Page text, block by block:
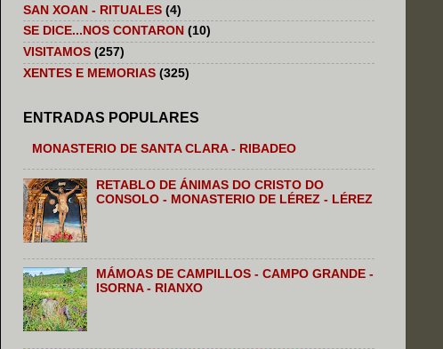
SAN XOAN - RITUALES (4)
SE DICE...NOS CONTARON (10)
VISITAMOS (257)
XENTES E MEMORIAS (325)
ENTRADAS POPULARES
MONASTERIO DE SANTA CLARA - RIBADEO
RETABLO DE ÁNIMAS DO CRISTO DO
CONSOLO - MONASTERIO DE LÉREZ - LÉREZ
MÁMOAS DE CAMPILLOS - CAMPO GRANDE -
ISORNA - RIANXO